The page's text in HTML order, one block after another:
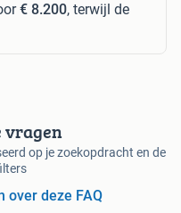
€ 8.200, terwijl de
vragen
op je zoekopdracht en de
over deze FAQ